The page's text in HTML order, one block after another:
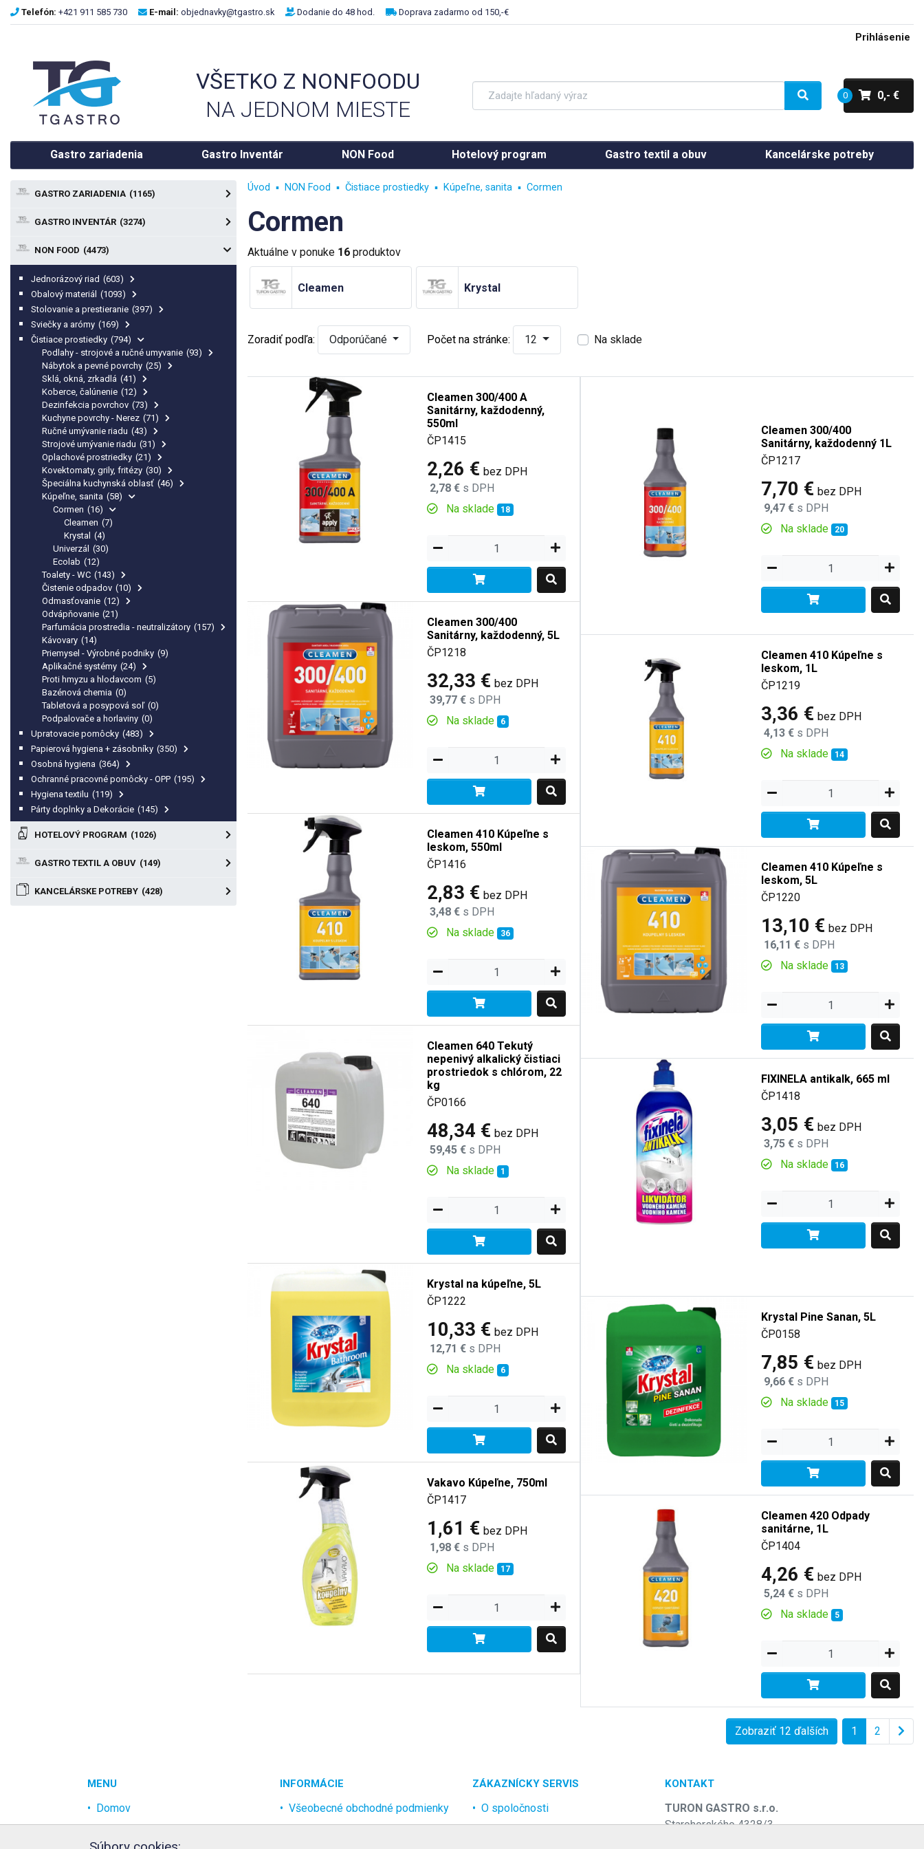
Telefón: +421 911 585 730 E-mail: objednavky@tgastro.sk Dodanie do 48 hod. Doprava zadarmo od 150,-€
Prihlásenie
VŠETKO Z NONFOODU
NA JEDNOM MIESTE
0 0,- €
Gastro zariadenia Gastro Inventár NON Food Hotelový program Gastro textil a obuv Kancelárske potreby
GASTRO ZARIADENIA (1165)
GASTRO INVENTÁR (3274)
NON FOOD (4473)
Jednorázový riad (603)
Obalový materiál (1093)
Stolovanie a prestieranie (397)
Sviečky a arómy (169)
Čistiace prostiedky (794)
Podlahy - strojové a ručné umyvanie (93)
Nábytok a pevné povrchy (25)
Sklá, okná, zrkadlá (41)
Koberce, čalúnenie (12)
Dezinfekcia povrchov (73)
Kuchyne povrchy - Nerez (71)
Ručné umývanie riadu (43)
Strojové umývanie riadu (31)
Oplachové prostriedky (21)
Kovektomaty, grily, fritézy (30)
Špeciálna kuchynská oblasť (46)
Kúpeľne, sanita (58)
Cormen (16)
Cleamen (7)
Krystal (4)
Univerzál (30)
Ecolab (12)
Toalety - WC (143)
Čistenie odpadov (10)
Odmasťovanie (12)
Odvápňovanie (21)
Parfumácia prostredia - neutralizátory (157)
Kávovary (14)
Priemysel - Výrobné podniky (9)
Aplikačné systémy (24)
Proti hmyzu a hlodavcom (5)
Bazénová chemia (0)
Tabletová a posypová soľ (0)
Podpalovače a horlaviny (0)
Upratovacie pomôcky (483)
Papierová hygiena + zásobníky (350)
Osobná hygiena (364)
Ochranné pracovné pomôcky - OPP (195)
Hygiena textilu (119)
Párty doplnky a Dekorácie (145)
HOTELOVÝ PROGRAM (1026)
GASTRO TEXTIL A OBUV (149)
KANCELÁRSKE POTREBY (428)
Úvod NON Food Čistiace prostiedky Kúpeľne, sanita Cormen
Cormen
Aktuálne v ponuke 16produktov
Cleamen Krystal
Zoradiť podľa: Odporúčané Počet na stránke: 12 Na sklade
Cleamen 300/400 A
Sanitárny, každodenný,
550ml
ČP1415
2,26 € bez DPH
2,78 € s DPH
Na sklade 18
Cleamen 300/400
Sanitárny, každodenný 1L
ČP1217
7,70 € bez DPH
9,47 € s DPH
Na sklade 20
Cleamen 300/400
Sanitárny, každodenný, 5L
ČP1218
32,33 € bez DPH
39,77 € s DPH
Na sklade 6
Cleamen 410 Kúpeľne s
leskom, 1L
ČP1219
3,36 € bez DPH
4,13 € s DPH
Na sklade 14
Cleamen 410 Kúpeľne s
leskom, 550ml
ČP1416
2,83 € bez DPH
3,48 € s DPH
Na sklade 36
Cleamen 410 Kúpeľne s
leskom, 5L
ČP1220
13,10 € bez DPH
16,11 € s DPH
Na sklade 13
Cleamen 640 Tekutý
nepenivý alkalický čistiaci
prostriedok s chlórom, 22
kg
ČP0166
48,34 € bez DPH
59,45 € s DPH
Na sklade 1
FIXINELA antikalk, 665 ml
ČP1418
3,05 € bez DPH
3,75 € s DPH
Na sklade 16
Krystal na kúpeľne, 5L
ČP1222
10,33 € bez DPH
12,71 € s DPH
Na sklade 6
Krystal Pine Sanan, 5L
ČP0158
7,85 € bez DPH
9,66 € s DPH
Na sklade 15
Vakavo Kúpeľne, 750ml
ČP1417
1,61 € bez DPH
1,98 € s DPH
Na sklade 17
Cleamen 420 Odpady
sanitárne, 1L
ČP1404
4,26 € bez DPH
5,24 € s DPH
Na sklade 5
Zobraziť 12 ďalších 1 2
MENU
Domov
Akcia
INFORMÁCIE
Všeobecné obchodné podmienky
Ochrana osobných údajov
ZÁKAZNÍCKY SERVIS
O spoločnosti
Kontakt
KONTAKT
TURON GASTRO s.r.o.
Starohorského 4328/3